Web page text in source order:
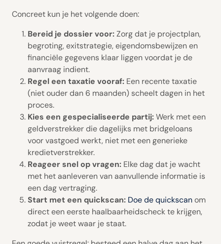
Concreet kun je het volgende doen:
Bereid je dossier voor:Zorg dat je projectplan,
begroting, exitstrategie, eigendomsbewijzen en
financiële gegevens klaar liggen voordat je de
aanvraag indient.
Regel een taxatie vooraf: Een recente taxatie
(niet ouder dan 6 maanden) scheelt dagen in het
proces.
Kies een gespecialiseerde partij:Werk met een
geldverstrekker die dagelijks met bridgeloans
voor vastgoed werkt, niet met een generieke
kredietverstrekker.
Reageer snel op vragen: Elke dag dat je wacht
met het aanleveren van aanvullende informatie is
een dag vertraging.
Start met een quickscan: Doe de quickscanom
direct een eerste haalbaarheidscheck te krijgen,
zodat je weet waar je staat.